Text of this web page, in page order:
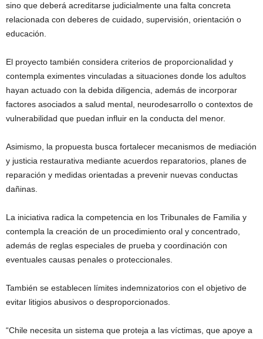
sino que deberá acreditarse judicialmente una falta concreta
relacionada con deberes de cuidado, supervisión, orientación o
educación.
El proyecto también considera criterios de proporcionalidad y
contempla eximentes vinculadas a situaciones donde los adultos
hayan actuado con la debida diligencia, además de incorporar
factores asociados a salud mental, neurodesarrollo o contextos de
vulnerabilidad que puedan influir en la conducta del menor.
Asimismo, la propuesta busca fortalecer mecanismos de mediación
y justicia restaurativa mediante acuerdos reparatorios, planes de
reparación y medidas orientadas a prevenir nuevas conductas
dañinas.
La iniciativa radica la competencia en los Tribunales de Familia y
contempla la creación de un procedimiento oral y concentrado,
además de reglas especiales de prueba y coordinación con
eventuales causas penales o proteccionales.
También se establecen límites indemnizatorios con el objetivo de
evitar litigios abusivos o desproporcionados.
“Chile necesita un sistema que proteja a las víctimas, que apoye a